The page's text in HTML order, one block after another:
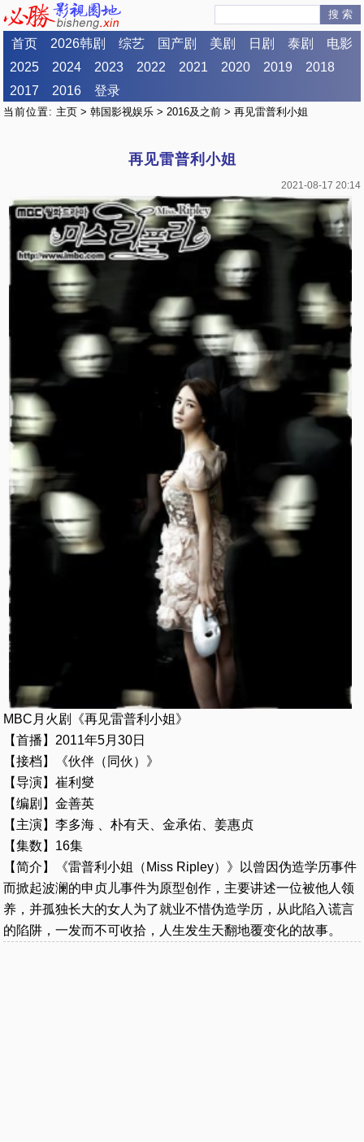
搜 索
首页 2026韩剧 综艺 国产剧 美剧 日剧 泰剧
电影
2025
2024 2023 2022 2021 2020 2019
2018
2017
2016 登录
当前位置: 主页 >韩国影视娱乐 >2016及之前 > 再见雷普利小姐
再见雷普利小姐
2021-08-17 20:14
MBC月火剧《再见雷普利小姐》
【首播】2011年5月30日
【接档】《伙伴（同伙）》
【导演】崔利燮
【编剧】金善英
【主演】李多海 、朴有天、金承佑、姜惠贞
【集数】16集
【简介】《雷普利小姐（Miss Ripley）》以曾因伪造学历事件
而掀起波澜的申贞儿事件为原型创作，主要讲述一位被他人领
养，并孤独长大的女人为了就业不惜伪造学历，从此陷入谎言
的陷阱，一发而不可收拾，人生发生天翻地覆变化的故事。